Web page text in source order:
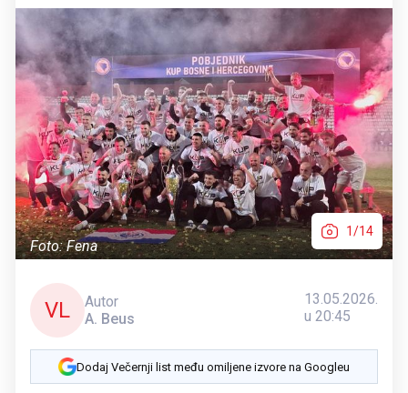
Foto: Fena
1/14
VL
Autor
A. Beus
13.05.2026.
u 20:45
Dodaj Večernji list među omiljene izvore na Googleu